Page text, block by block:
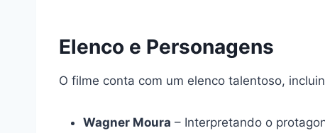
Elenco e Personagens
O filme conta com um elenco talentoso,
Wagner Moura – Interpretando o